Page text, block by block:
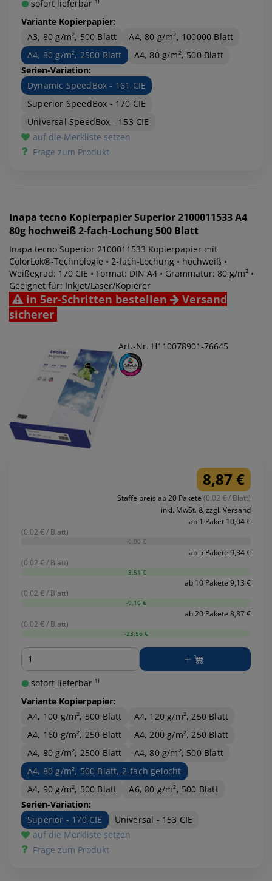
sofort lieferbar ¹⁾
Variante Kopierpapier:
A3, 80 g/m², 500 Blatt
A4, 80 g/m², 100000 Blatt
A4, 80 g/m², 2500 Blatt
A4, 80 g/m², 500 Blatt
Serien-Variation:
Dynamic SpeedBox - 161 CIE
Superior SpeedBox - 170 CIE
Universal SpeedBox - 153 CIE
auf die Merkliste setzen
Frage zum Produkt
Inapa tecno Kopierpapier Superior 2100011533 A4
80g hochweiß 2-fach-Lochung 500 Blatt
Inapa tecno Superior 2100011533 Kopierpapier mit
ColorLok®-Technologie • 2-fach-Lochung • hochweiß •
Weißegrad: 170 CIE • Format: DIN A4 • Grammatur: 80 g/m² •
Geeignet für: Inkjet/Laser/Kopierer
in 5er-Schritten bestellen
Versand
sicherer
Art.-Nr. H110078901-76645
8,87 €
Staffelpreis ab 20 Pakete (0.02 € / Blatt)
inkl. MwSt. & zzgl. Versand
ab 1 Paket 10,04 €
(0.02 € / Blatt)
-0,00 €
ab 5 Pakete 9,34 €
(0.02 € / Blatt)
-3,51 €
ab 10 Pakete 9,13 €
(0.02 € / Blatt)
-9,16 €
ab 20 Pakete 8,87 €
(0.02 € / Blatt)
-23,56 €
Menge
sofort lieferbar ¹⁾
Variante Kopierpapier:
A4, 100 g/m², 500 Blatt
A4, 120 g/m², 250 Blatt
A4, 160 g/m², 250 Blatt
A4, 200 g/m², 250 Blatt
A4, 80 g/m², 2500 Blatt
A4, 80 g/m², 500 Blatt
A4, 80 g/m², 500 Blatt, 2-fach gelocht
A4, 90 g/m², 500 Blatt
A6, 80 g/m², 500 Blatt
Serien-Variation:
Superior - 170 CIE
Universal - 153 CIE
auf die Merkliste setzen
Frage zum Produkt